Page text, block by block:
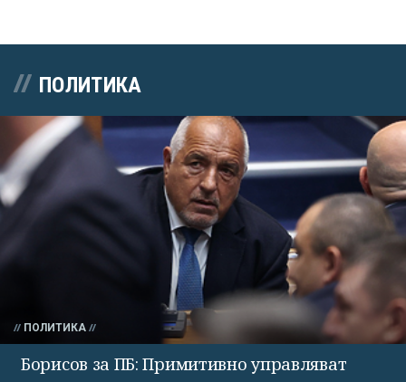
ПОЛИТИКА
ПОЛИТИКА
Борисов за ПБ: Примитивно управляват